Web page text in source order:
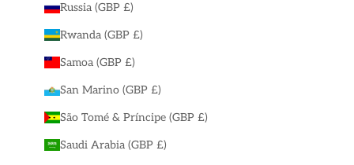
Russia (GBP £)
Rwanda (GBP £)
Samoa (GBP £)
San Marino (GBP £)
São Tomé & Príncipe (GBP £)
Saudi Arabia (GBP £)